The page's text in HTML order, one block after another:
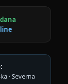
· Severna